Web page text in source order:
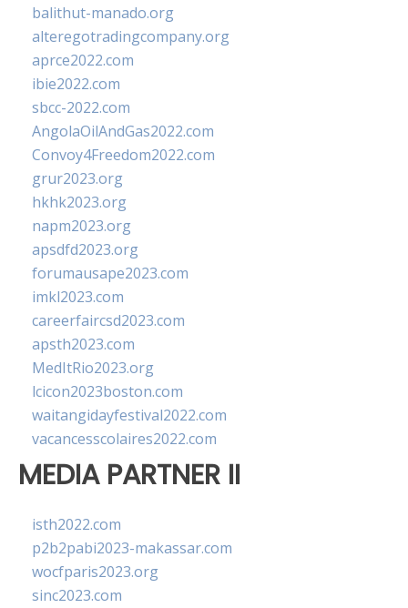
balithut-manado.org
alteregotradingcompany.org
aprce2022.com
ibie2022.com
sbcc-2022.com
AngolaOilAndGas2022.com
Convoy4Freedom2022.com
grur2023.org
hkhk2023.org
napm2023.org
apsdfd2023.org
forumausape2023.com
imkl2023.com
careerfaircsd2023.com
apsth2023.com
MedItRio2023.org
lcicon2023boston.com
waitangidayfestival2022.com
vacancesscolaires2022.com
MEDIA PARTNER II
isth2022.com
p2b2pabi2023-makassar.com
wocfparis2023.org
sinc2023.com